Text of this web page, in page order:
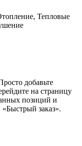
Тепловые
добавьте
на страницу
позиций и
заказ».